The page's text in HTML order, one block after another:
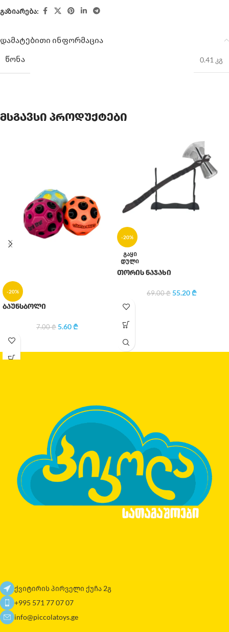
გაზიარება:
დამატებითი ინფორმაცია
ᲬᲝᲜᲐ
0.41 კგ
მსგავსი პროდუქტები
-20%
ბაუნსბოლი
7.00₾ 5.60₾
-20%
ᲒᲐᲧᲘ
ᲓᲣᲚᲘ
თორის ნაჯახი
69.00₾ 55.20₾
ქვიტირის პირველი ქუჩა 2გ
+995 571 77 07 07
info@piccolatoys.ge